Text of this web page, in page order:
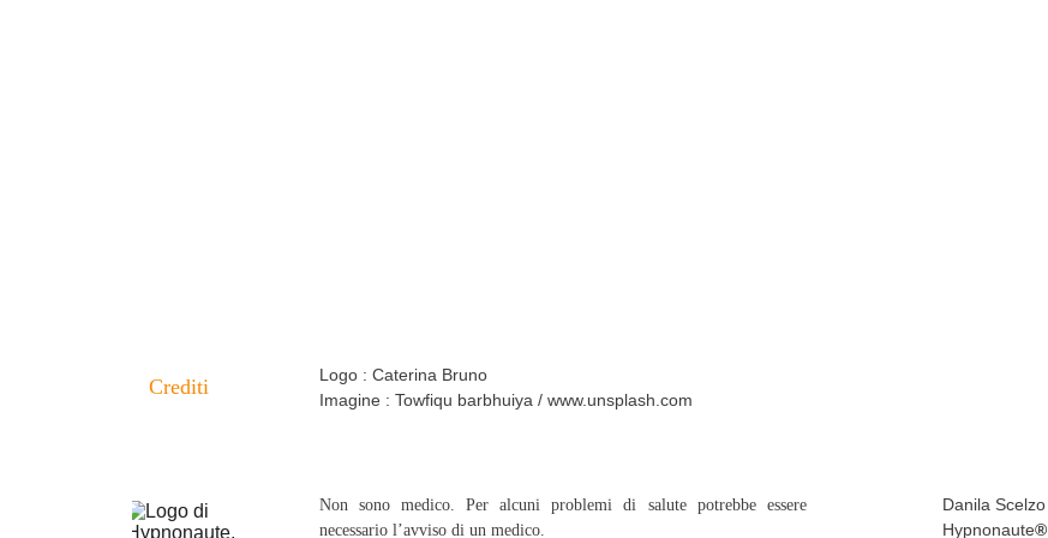
Crediti
Logo : Caterina Bruno
Imagine : Towfiqu barbhuiya / www.unsplash.com
Non sono medico. Per alcuni problemi di salute potrebbe essere
necessario l’avviso di un medico.
Danila Scelzo
Hypnonaute®